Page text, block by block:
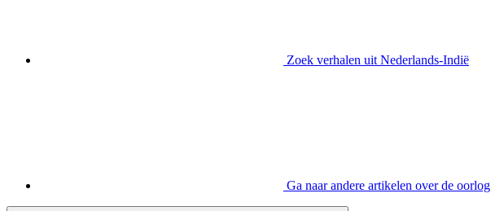
Zoek verhalen uit Nederlands-Indië
Ga naar andere artikelen over de oorlog